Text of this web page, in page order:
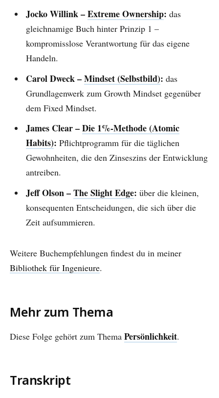
Jocko Willink –Extreme Ownership: das
gleichnamige Buch hinter Prinzip 1 –
kompromisslose Verantwortung für das eigene
Handeln.
Carol Dweck –Mindset (Selbstbild): das
Grundlagenwerk zum Growth Mindset gegenüber
dem Fixed Mindset.
James Clear –Die 1%-Methode (Atomic
Habits): Pflichtprogramm für die täglichen
Gewohnheiten, die den Zinseszins der Entwicklung
antreiben.
Jeff Olson –The Slight Edge: über die kleinen,
konsequenten Entscheidungen, die sich über die
Zeit aufsummieren.
Weitere Buchempfehlungen findest du in meiner
Bibliothek für Ingenieure.
Mehr zum Thema
Diese Folge gehört zum Thema Persönlichkeit.
Transkript